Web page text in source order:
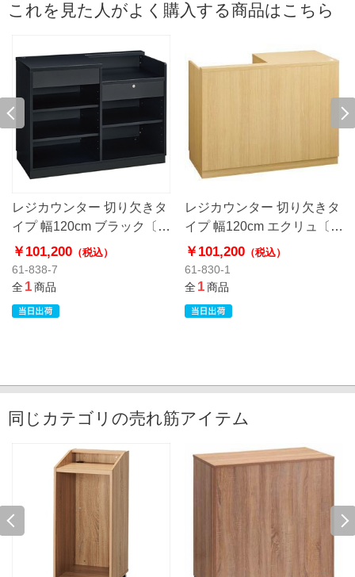
これを見た人がよく購入する商品はこちら
レジカウンター 切り欠きタ
イプ 幅120cm ブラック〔ス
トエキオリジナル〕
￥101,200 （税込）
61-838-7
全1商品
レジカウンター 切り欠きタ
イプ 幅120cm エクリュ〔ス
トエキオリジナル〕
￥101,200 （税込）
61-830-1
全1商品
同じカテゴリの売れ筋アイテム